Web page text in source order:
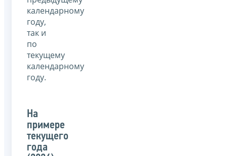
календарному
году,
так и
по
текущему
календарному
году.
На
примере
текущего
года